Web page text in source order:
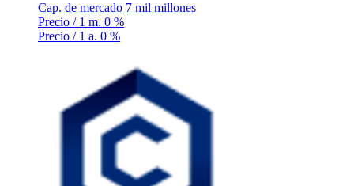
Cap. de mercado 7 mil millones
Precio / 1 m. 0 %
Precio / 1 a. 0 %